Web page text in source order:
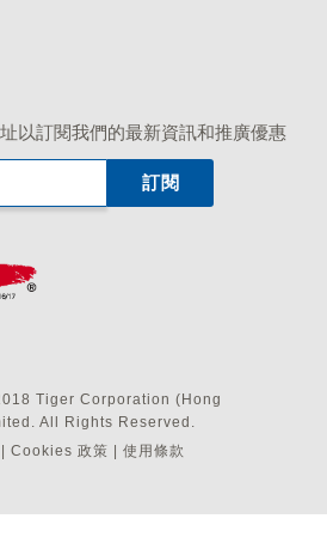
以訂閱我們的最新資訊和推廣優惠
Tiger Corporation (Hong
All Rights Reserved.
| Cookies 政策 | 使用條款